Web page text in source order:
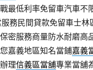
最低利率免留車汽車不
務民間貸款免留車士林
密服務商量防水耐磨高
嘉義地區知名當鋪嘉義
理信義區當舖專業當舖